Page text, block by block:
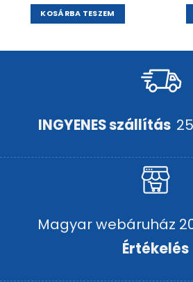
KOSÁRBA TESZEM
INGYENES szállítás
Magyar webáruház
Értékelés